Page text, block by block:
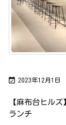
 2023年12月1日
【麻布台ヒル
ランチ